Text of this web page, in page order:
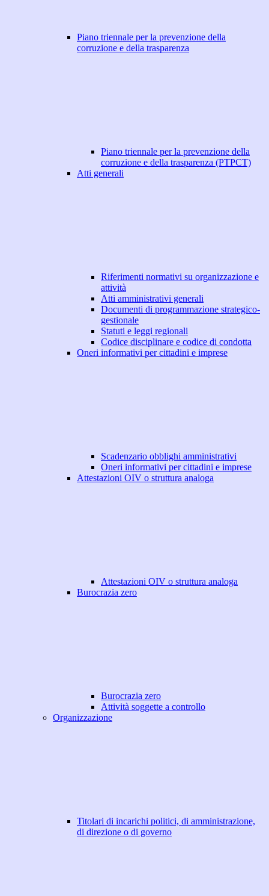
Piano triennale per la prevenzione della
corruzione e della trasparenza
Piano triennale per la prevenzione della
corruzione e della trasparenza (PTPCT)
Atti generali
Riferimenti normativi su organizzazione e
attività
Atti amministrativi generali
Documenti di programmazione strategico-
gestionale
Statuti e leggi regionali
Codice disciplinare e codice di condotta
Oneri informativi per cittadini e imprese
Scadenzario obblighi amministrativi
Oneri informativi per cittadini e imprese
Attestazioni OIV o struttura analoga
Attestazioni OIV o struttura analoga
Burocrazia zero
Burocrazia zero
Attività soggette a controllo
Organizzazione
Titolari di incarichi politici, di amministrazione,
di direzione o di governo